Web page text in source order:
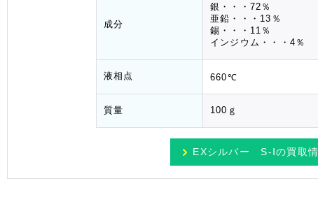
成分
銀・・・72％
亜鉛・・・13％
錫・・・11％
インジウム・・・4％
液相点 660℃
質量 100ｇ
EXシルバー S-Ⅰの買取